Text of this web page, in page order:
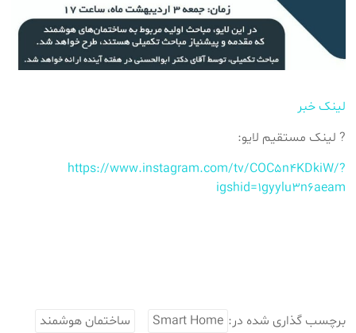
لینک خبر
? لینک مستقیم لایو:
https://www.instagram.com/tv/COC5n4KDkiW/?
igshid=1gyylu3n6aeam
برچسب گذاری شده در: Smart Home ساختمان هوشمند